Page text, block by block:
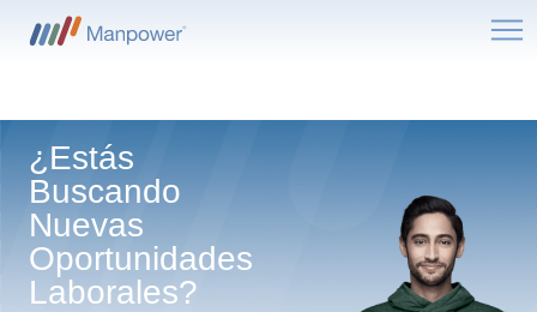
¿Estás
Buscando
Nuevas
Oportunidades
Laborales?